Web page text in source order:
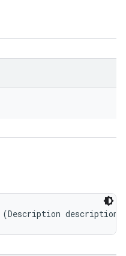
description)